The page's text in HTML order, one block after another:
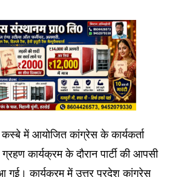
में आयोजित कांग्रेस के कार्यकर्ता
कार्यक्रम के दौरान पार्टी की आपसी
कार्यक्रम में उत्तर प्रदेश कांग्रेस